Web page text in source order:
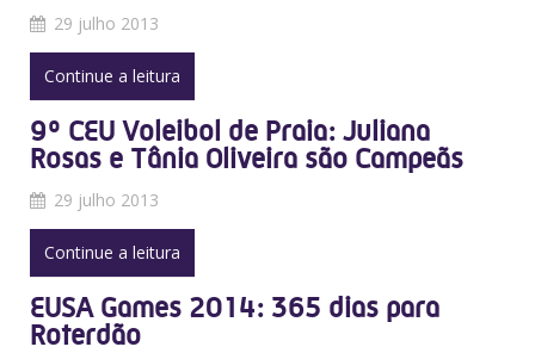
29 julho 2013
Continue a leitura
9º CEU Voleibol de Praia: Juliana
Rosas e Tânia Oliveira são Campeãs
29 julho 2013
Continue a leitura
EUSA Games 2014: 365 dias para
Roterdão